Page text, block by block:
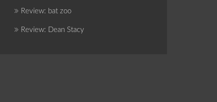
Review: bat zoo
Review: Dean Stacy